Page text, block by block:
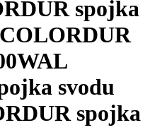
spojka
WAL
svodu
spojka